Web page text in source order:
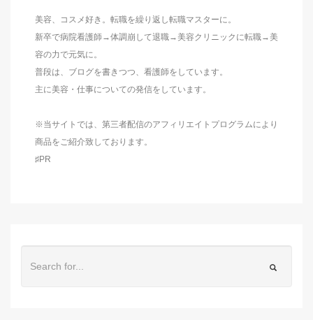
美容、コスメ好き。転職を繰り返し転職マスターに。
新卒で病院看護師→体調崩して退職→美容クリニックに転職→美
容の力で元気に。
普段は、ブログを書きつつ、看護師をしています。
主に美容・仕事についての発信をしています。
※当サイトでは、第三者配信のアフィリエイトプログラムにより
商品をご紹介致しております。
♯PR